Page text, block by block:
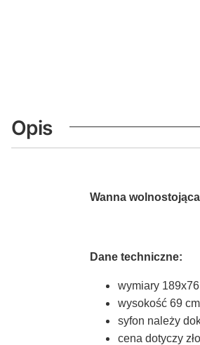
Opis
Wanna
Dane techniczne:
wymiary
wysokość 69 cm
syfon należy
cena dotyczy